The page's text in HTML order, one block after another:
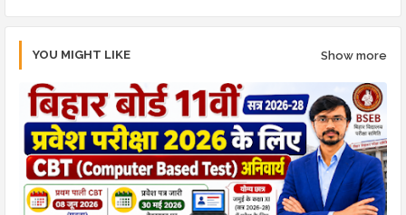
YOU MIGHT LIKE Show more